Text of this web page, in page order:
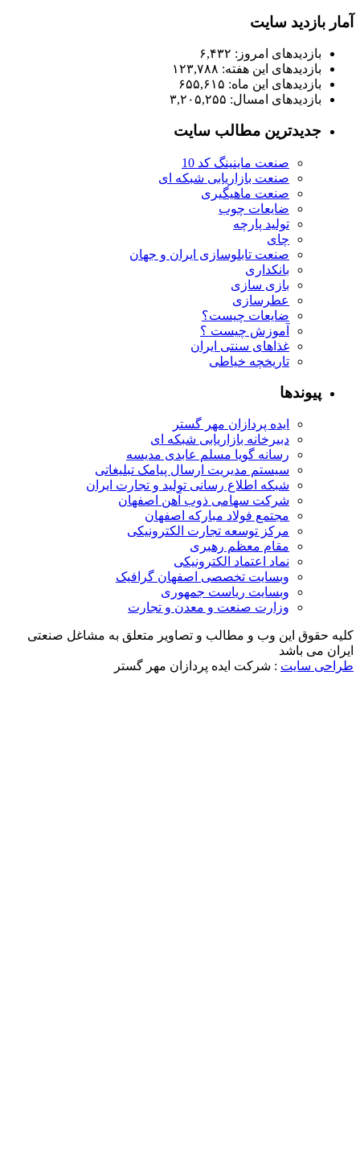
سایت
امروز:۶,۴۳۲
این هفته:۱۲۳,۷۸۸
این ماه:۶۵۵,۶۱۵
امسال:۳,۲۰۵,۲۵۵
مطالب سایت
صنعت ماینینگ کد 10
صنعت بازاریابی شبکه ای
صنعت ماهیگیری
ضایعات چوب
تولید پارچه
صنعت تابلوسازی ایران و جهان
بانکداری
بازی سازی
عطرسازی
ضایعات چیست؟
آموزش چیست ؟
غذاهای سنتی ایران
تاریخچه خیاطی
ایده پردازان مهر گستر
دبیرخانه بازاریابی شبکه ای
رسانه گویا مسلم عابدی مدیسه
سیستم مدیریت ارسال پیامک تبلیغاتی
شبکه اطلاع رسانی تولید و تجارت ایران
شرکت سهامی ذوب آهن اصفهان
مجتمع فولاد مبارکه اصفهان
مرکز توسعه تجارت الکترونیکی
مقام معظم رهبری
نماد اعتماد الکترونیکی
وبسایت تخصصی اصفهان گرافیک
وبسایت ریاست جمهوری
وزارت صنعت و معدن و تجارت
این وب و مطالب و تصاویر متعلق به مشاغل صنعتی
: شرکت ایده پردازان مهر گستر